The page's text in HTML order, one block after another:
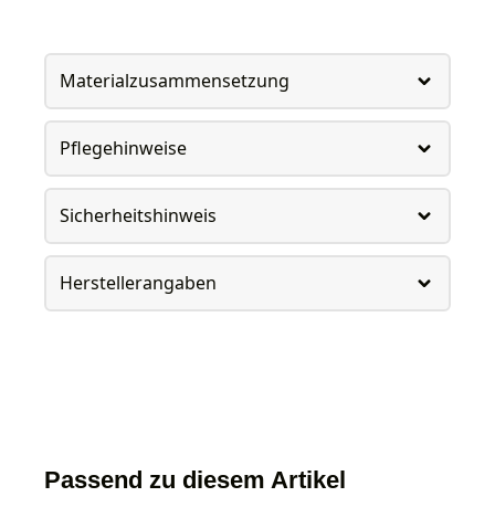
Materialzusammensetzung
Pflegehinweise
Sicherheitshinweis
Herstellerangaben
Passend zu diesem Artikel